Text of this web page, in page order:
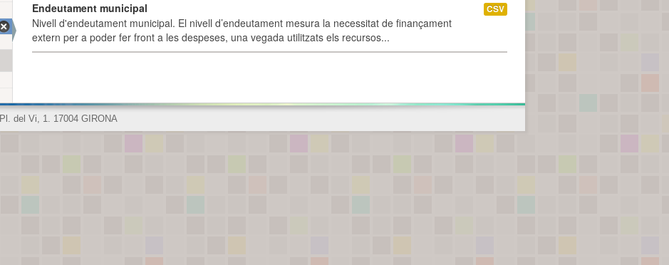
Endeutament municipal
Nivell d'endeutament municipal. El nivell d’endeutament mesura la necessitat de finançament
extern per a poder fer front a les despeses, una vegada utilitzats els recursos...
CSV
Pl. del Vi, 1. 17004 GIRONA